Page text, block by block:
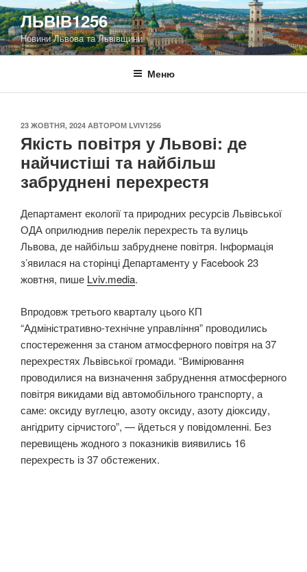
Перейти
до
вмісту
ЛЬВІВ1256
Новини Львова та Львівщини
Меню
ОПУБЛІКОВАНО
23 ЖОВТНЯ, 2024 АВТОРОМ LVIV1256
Якість повітря у Львові: де
найчистіші та найбільш
забруднені перехрестя
Департамент екології та природних ресурсів Львівської
ОДА оприлюднив перелік перехресть та вулиць
Львова, де найбільш забруднене повітря. Інформація
з’явилася на сторінці Департаменту у Facebook 23
жовтня, пише Lviv.media.
Впродовж третього кварталу цього КП
“Адміністративно-технічне управління” проводились
спостереження за станом атмосферного повітря на 37
перехрестях Львівської громади. “Вимірювання
проводилися на визначення забруднення атмосферного
повітря викидами від автомобільного транспорту, а
саме: оксиду вуглецю, азоту оксиду, азоту діоксиду,
ангідриту сірчистого”, — йдеться у повідомленні. Без
перевищень жодного з показників виявились 16
перехресть із 37 обстежених.